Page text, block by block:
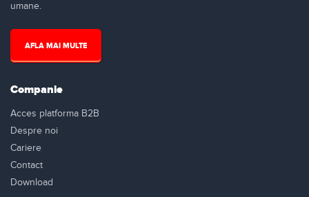
umane.
AFLA MAI MULTE
Companie
Acces platforma B2B
Despre noi
Cariere
Contact
Download